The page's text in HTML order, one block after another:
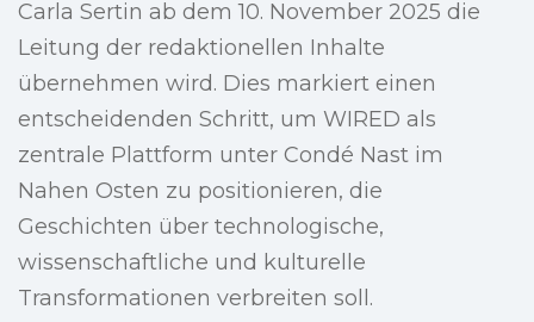
Carla Sertin ab dem 10. November 2025 die
Leitung der redaktionellen Inhalte
übernehmen wird. Dies markiert einen
entscheidenden Schritt, um WIRED als
zentrale Plattform unter Condé Nast im
Nahen Osten zu positionieren, die
Geschichten über technologische,
wissenschaftliche und kulturelle
Transformationen verbreiten soll.